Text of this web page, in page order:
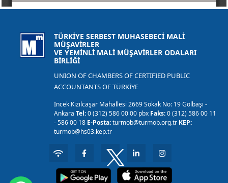
TÜRKİYE SERBEST MUHASEBECİ MALİ
MÜŞAVİRLER
VE YEMİNLİ MALİ MÜŞAVİRLER ODALARI
BİRLİĞİ
UNION OF CHAMBERS OF CERTIFIED PUBLIC
ACCOUNTANTS OF TÜRKİYE
İncek Kızılcaşar Mahallesi 2669 Sokak No: 19 Gölbaşı -
AnkaraTel:0 (312) 586 00 00 pbx Faks:0 (312) 586 00 11
- 586 00 18 E-Posta:turmob@turmob.org.tr KEP:
turmob@hs03.kep.tr